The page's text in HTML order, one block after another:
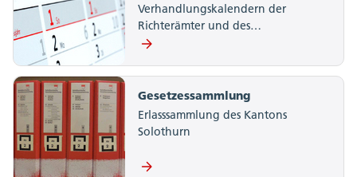
Verhandlungskalendern der
Richterämter und des…
Gesetzessammlung
Erlasssammlung des Kantons
Solothurn